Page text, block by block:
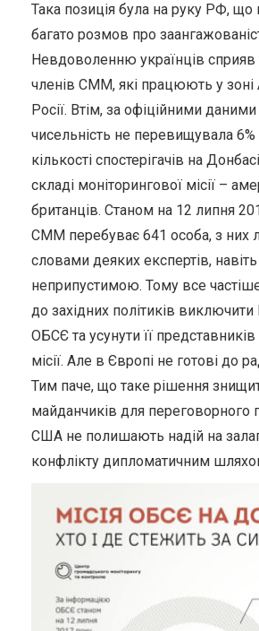
Така позиція була на руку РФ,
багато розмов про
Невдоволенню українців
членів СММ, які працюють у зоні
Росії. Втім, за офіційними даними
чисельність не перевищувала 6%
кількості спостерігачів на
складі моніторингової місії –
британців. Станом на 12 липня
СММ перебуває 641 особа, з них
словами деяких експертів, навіть
неприпустимою. Тому все
до західних політиків виключити
ОБСЄ та усунути її представників
місії. Але в Європі не готові до
Тим паче, що таке рішення
майданчиків для переговорного
США не полишають надій на
конфлікту дипломатичним